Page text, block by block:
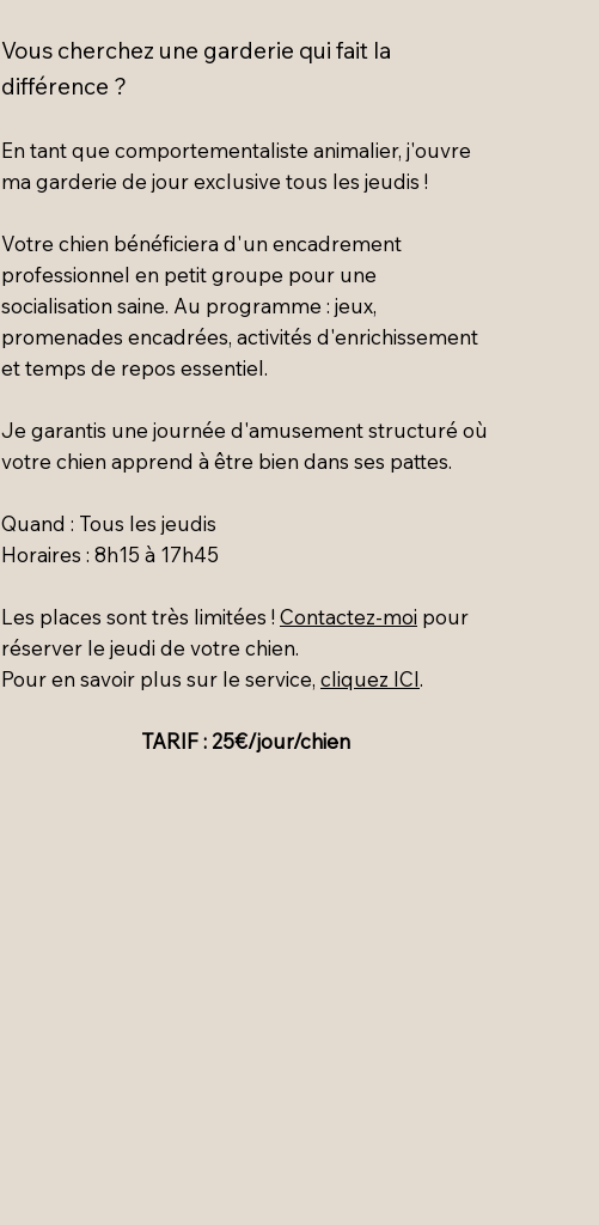
Vous cherchez une garderie qui fait la
différence ?
​En tant que comportementaliste animalier, j'ouvre
ma garderie de jour exclusive tous les jeudis !
​Votre chien bénéficiera d'un encadrement
professionnel en petit groupe pour une
socialisation saine. Au programme : jeux,
promenades encadrées, activités d'enrichissement
et temps de repos essentiel.
​Je garantis une journée d'amusement structuré où
votre chien apprend à être bien dans ses pattes.
​Quand : Tous les jeudis
​Horaires : 8h15 à 17h45
​Les places sont très limitées ! Contactez-moi pour
réserver le jeudi de votre chien.
Pour en savoir plus sur le service, cliquez ICI.
TARIF : 25€/jour/chien